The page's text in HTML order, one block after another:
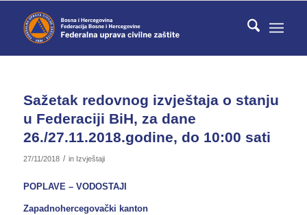
Sažetak redovnog izvještaja o stanju
u Federaciji BiH, za dane
26./27.11.2018.godine, do 10:00 sati
27/11/2018 / in Izvještaji
POPLAVE – VODOSTAJI
Zapadnohercegovački kanton